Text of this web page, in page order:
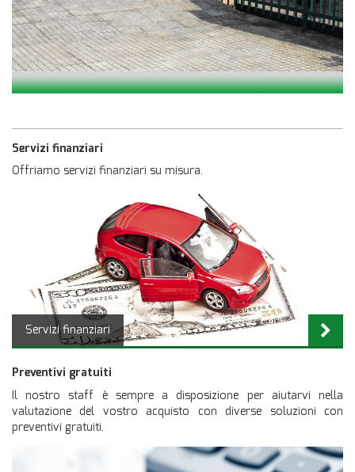
Servizi finanziari
Offriamo servizi finanziari su misura.
Servizi finanziari
Preventivi gratuiti
Il nostro staff è sempre a disposizione per aiutarvi nella
valutazione del vostro acquisto con diverse soluzioni con
preventivi gratuiti.